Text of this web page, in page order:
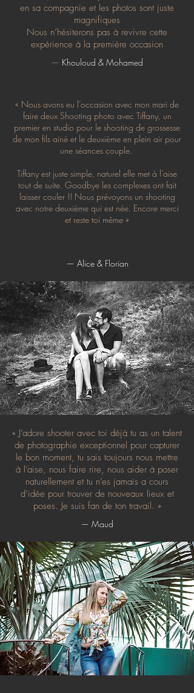
en sa compagnie et les photos sont juste
magnifiques
Nous n’hésiterons pas à revivre cette
expérience à la première occasion
— Khouloud & Mohamed
« Nous avons eu l’occasion avec mon mari de
faire deux Shooting photo avec Tiffany, un
premier en studio pour le shooting de grossesse
de mon fils ainé et le deuxième en plein air pour
une séances couple.
Tiffany est juste simple, naturel elle met à l’aise
tout de suite. Goodbye les complexes ont fait
laisser couler !! Nous prévoyons un shooting
avec notre deuxième qui est née. Encore merci
et reste toi même »
— Alice & Florian
« J’adore shooter avec toi déjà tu as un talent
de photographie exceptionnel pour capturer
le bon moment, tu sais toujours nous mettre
à l’aise, nous faire rire, nous aider à poser
naturellement et tu n’es jamais a cours
d’idée pour trouver de nouveaux lieux et
poses. Je suis fan de ton travail. »
— Maud